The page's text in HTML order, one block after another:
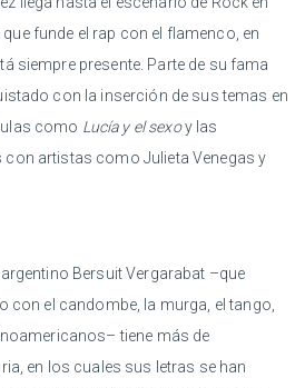
funde el rap con el flamenco, en
siempre presente. Parte de su fama
con la inserción de sus temas en
como Lucía y el sexoy las
artistas como Julieta Venegas y
Bersuit Vergarabat –que
con el candombe, la murga, el tango,
tiene más de
en los cuales sus letras se han